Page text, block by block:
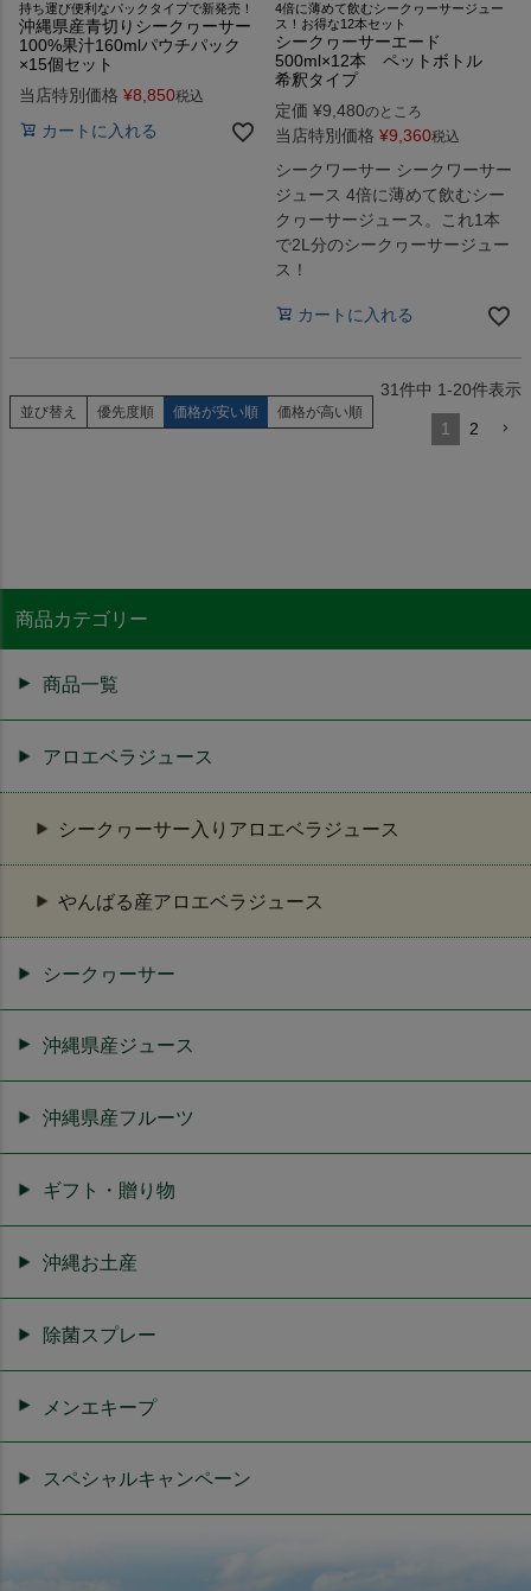
持ち運び便利なパックタイプで新発売！
沖縄県産青切りシークヮーサー
100%果汁160mlパウチパック
×15個セット
当店特別価格 ¥8,850税込
カートに入れる
4倍に薄めて飲むシークヮーサージュー
ス！お得な12本セット
シークヮーサーエード
500ml×12本 ペットボトル
希釈タイプ
定価 ¥9,480のところ
当店特別価格 ¥9,360税込
シークワーサー シークワーサー
ジュース 4倍に薄めて飲むシー
クヮーサージュース。これ1本
で2L分のシークヮーサージュー
ス！
カートに入れる
並び替え 優先度順 価格が安い順 価格が高い順
31件中 1-20件表示
1 2
商品カテゴリー
商品一覧
アロエベラジュース
シークヮーサー入りアロエベラジュース
やんばる産アロエベラジュース
シークヮーサー
沖縄県産ジュース
沖縄県産フルーツ
ギフト・贈り物
沖縄お土産
除菌スプレー
メンエキープ
スペシャルキャンペーン